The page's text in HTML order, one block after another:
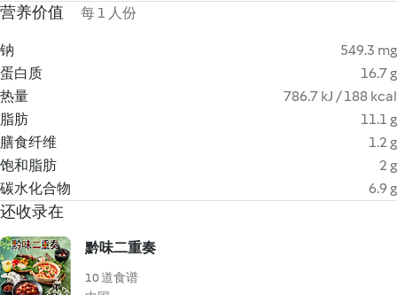
营养价值 每 1 人份
钠
549.3 mg
蛋白质
16.7 g
热量
786.7 kJ / 188 kcal
脂肪
11.1 g
膳食纤维
1.2 g
饱和脂肪
2 g
碳水化合物
6.9 g
还收录在
黔味二重奏
10 道食谱